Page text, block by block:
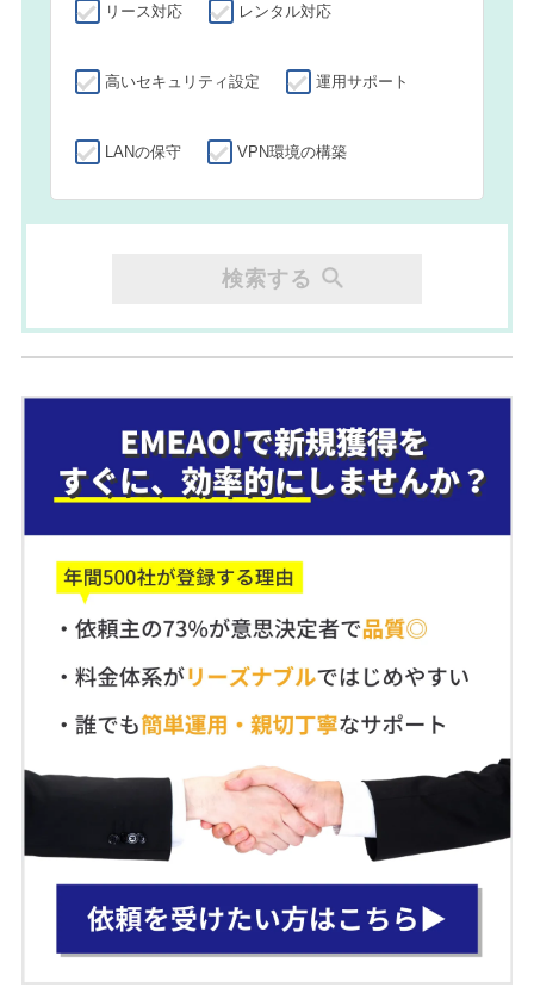
リース対応 レンタル対応
高いセキュリティ設定 運用サポート
LANの保守 VPN環境の構築
検索する